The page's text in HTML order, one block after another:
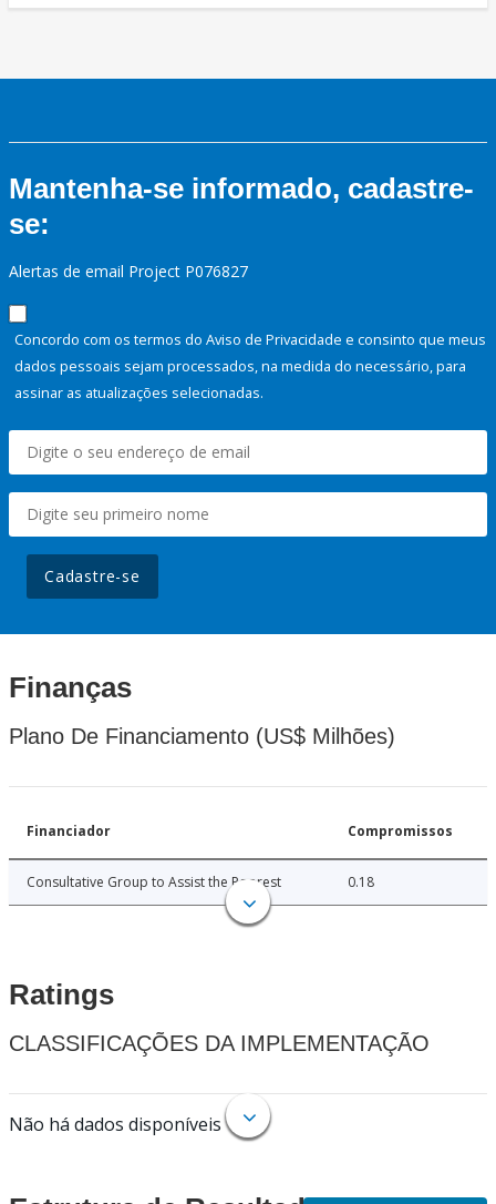
Mantenha-se informado, cadastre-
se:
Alertas de email Project P076827
Concordo com os termos do Aviso de Privacidade e consinto que meus
dados pessoais sejam processados, na medida do necessário, para
assinar as atualizações selecionadas.
Cadastre-se
Finanças
Plano De Financiamento (US$ Milhões)
Financiador Compromissos
Consultative Group to Assist the Poorest 0.18
Ratings
CLASSIFICAÇÕES DA IMPLEMENTAÇÃO
Não há dados disponíveis